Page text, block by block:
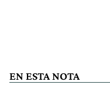
EN ESTA NOTA